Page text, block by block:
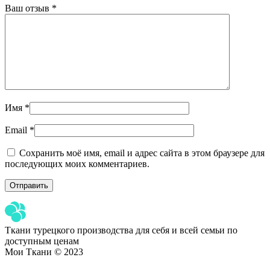
Ваш отзыв *
Имя *
Email *
Сохранить моё имя, email и адрес сайта в этом браузере для
последующих моих комментариев.
Ткани турецкого производства для себя и всей семьи по
доступным ценам
Мои Ткани © 2023